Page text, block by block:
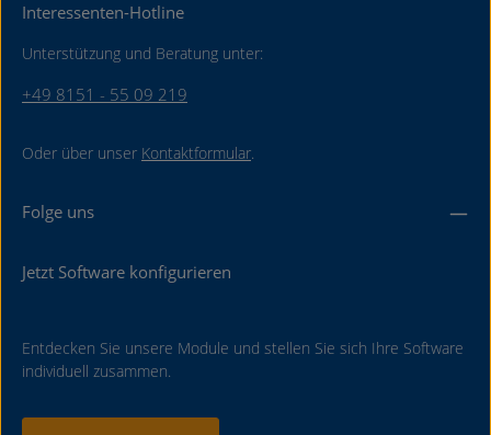
Interessenten-Hotline
Unterstützung und Beratung unter:
+49 8151 - 55 09 219
Oder über unser Kontaktformular.
Folge uns
Jetzt Software konfigurieren
Entdecken Sie unsere Module und stellen Sie sich Ihre Software
individuell zusammen.